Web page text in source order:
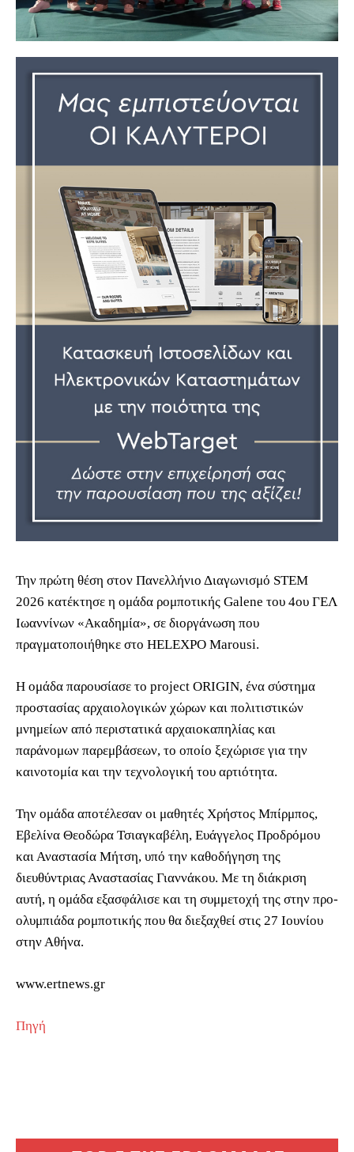
Την πρώτη θέση στον Πανελλήνιο Διαγωνισμό STEM
2026 κατέκτησε η ομάδα ρομποτικής Galene του 4ου ΓΕΛ
Ιωαννίνων «Ακαδημία», σε διοργάνωση που
πραγματοποιήθηκε στο HELEXPO Marousi.
Η ομάδα παρουσίασε το project ORIGIN, ένα σύστημα
προστασίας αρχαιολογικών χώρων και πολιτιστικών
μνημείων από περιστατικά αρχαιοκαπηλίας και
παράνομων παρεμβάσεων, το οποίο ξεχώρισε για την
καινοτομία και την τεχνολογική του αρτιότητα.
Την ομάδα αποτέλεσαν οι μαθητές Χρήστος Μπίρμπος,
Εβελίνα Θεοδώρα Τσιαγκαβέλη, Ευάγγελος Προδρόμου
και Αναστασία Μήτση, υπό την καθοδήγηση της
διευθύντριας Αναστασίας Γιαννάκου. Με τη διάκριση
αυτή, η ομάδα εξασφάλισε και τη συμμετοχή της στην προ-
ολυμπιάδα ρομποτικής που θα διεξαχθεί στις 27 Ιουνίου
στην Αθήνα.
www.ertnews.gr
Πηγή